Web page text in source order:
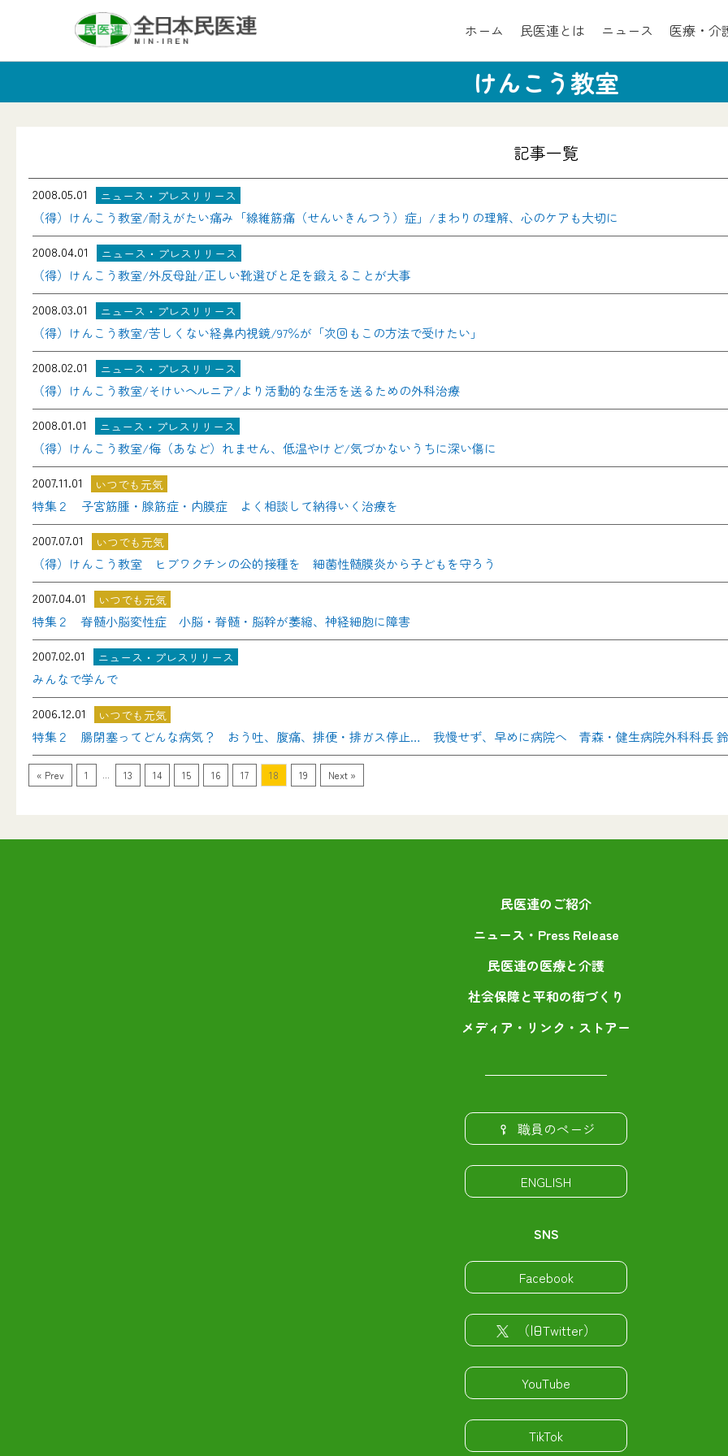
ホーム 民医連とは ニュース 医療・介
けんこう教室
記事一覧
2008.05.01 ニュース・プレスリリース
（得）けんこう教室/耐えがたい痛み「線維筋痛（せんいきんつう）症」/まわりの理解、心のケアも大切に
2008.04.01
ニュース・プレスリリース
（得）けんこう教室/外反母趾/正しい靴選びと足を鍛えることが大事
2008.03.01
ニュース・プレスリリース
（得）けんこう教室/苦しくない経鼻内視鏡/97％が「次回もこの方法で受けたい」
2008.02.01
ニュース・プレスリリース
（得）けんこう教室/そけいヘルニア/より活動的な生活を送るための外科治療
2008.01.01
ニュース・プレスリリース
（得）けんこう教室/侮（あなど）れません、低温やけど/気づかないうちに深い傷に
2007.11.01
いつでも元気
特集２ 子宮筋腫・腺筋症・内膜症 よく相談して納得いく治療を
2007.07.01
いつでも元気
（得）けんこう教室 ヒブワクチンの公的接種を 細菌性髄膜炎から子どもを守ろう
2007.04.01
いつでも元気
特集２ 脊髄小脳変性症 小脳・脊髄・脳幹が萎縮、神経細胞に障害
2007.02.01
ニュース・プレスリリース
みんなで学んで
2006.12.01
いつでも元気
特集２ 腸閉塞ってどんな病気？ おう吐、腹痛、排便・排ガス停止… 我慢せず、早めに病院へ 青森・健生病院外科科長
« Prev 1 13 14 15 16 17 18 19 Next »
民医連のご紹介
ニュース・Press Release
民医連の医療と介護
社会保障と平和の街づくり
メディア・リンク・ストアー
職員のページ
ENGLISH
SNS
Facebook
（旧Twitter）
YouTube
TikTok